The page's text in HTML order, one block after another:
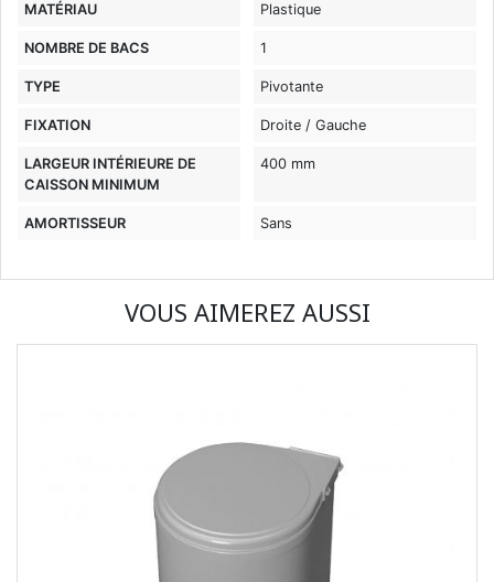
MATÉRIAU Plastique
NOMBRE DE BACS 1
TYPE Pivotante
FIXATION Droite / Gauche
LARGEUR INTÉRIEURE DE
CAISSON MINIMUM
400 mm
AMORTISSEUR Sans
VOUS AIMEREZ AUSSI